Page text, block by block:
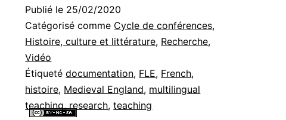
Publié le 25/02/2020
Catégorisé comme Cycle de conférences,
Histoire, culture et littérature, Recherche,
Vidéo
Étiquetédocumentation, FLE, French,
histoire, Medieval England, multilingual
teaching, research,teaching